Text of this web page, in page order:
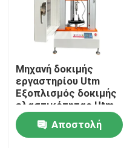
Universal Testing
περιβαλλοντική
Μηχάνημα Δυναμικής
Μηχανή δοκιμής
εργαστηρίου Utm
Εξοπλισμός δοκιμής
ελαστικότητας Utm
ακρίβεια 0,5 βαθμού
Ελέγχου
ελαστικότητας
Αποστολή